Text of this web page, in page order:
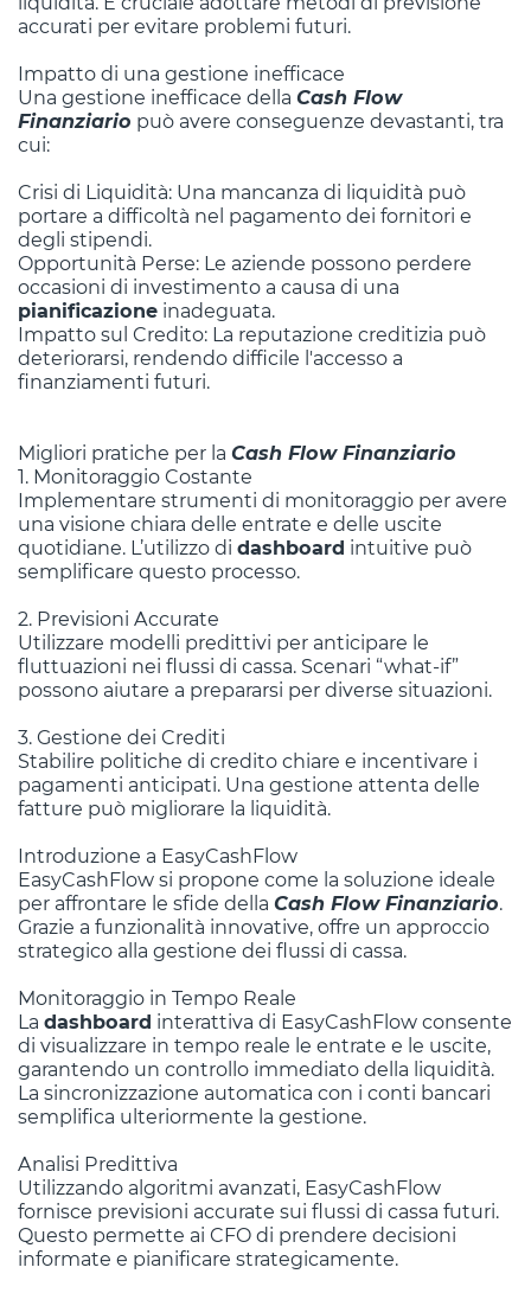
accurati per evitare problemi futuri.
Impatto di una gestione inefficace
Una gestione inefficace della Cash Flow
Finanziario può avere conseguenze devastanti, tra
cui:
Crisi di Liquidità: Una mancanza di liquidità può
portare a difficoltà nel pagamento dei fornitori e
degli stipendi.
Opportunità Perse: Le aziende possono perdere
occasioni di investimento a causa di una
pianificazione inadeguata.
Impatto sul Credito: La reputazione creditizia può
deteriorarsi, rendendo difficile l'accesso a
finanziamenti futuri.
Migliori pratiche per la Cash Flow Finanziario
1. Monitoraggio Costante
Implementare strumenti di monitoraggio per avere
una visione chiara delle entrate e delle uscite
quotidiane. L’utilizzo di dashboard intuitive può
semplificare questo processo.
2. Previsioni Accurate
Utilizzare modelli predittivi per anticipare le
fluttuazioni nei flussi di cassa. Scenari “what-if”
possono aiutare a prepararsi per diverse situazioni.
3. Gestione dei Crediti
Stabilire politiche di credito chiare e incentivare i
pagamenti anticipati. Una gestione attenta delle
fatture può migliorare la liquidità.
Introduzione a EasyCashFlow
EasyCashFlow si propone come la soluzione ideale
per affrontare le sfide della Cash Flow Finanziario.
Grazie a funzionalità innovative, offre un approccio
strategico alla gestione dei flussi di cassa.
Monitoraggio in Tempo Reale
La dashboard interattiva di EasyCashFlow consente
di visualizzare in tempo reale le entrate e le uscite,
garantendo un controllo immediato della liquidità.
La sincronizzazione automatica con i conti bancari
semplifica ulteriormente la gestione.
Analisi Predittiva
Utilizzando algoritmi avanzati, EasyCashFlow
fornisce previsioni accurate sui flussi di cassa futuri.
Questo permette ai CFO di prendere decisioni
informate e pianificare strategicamente.